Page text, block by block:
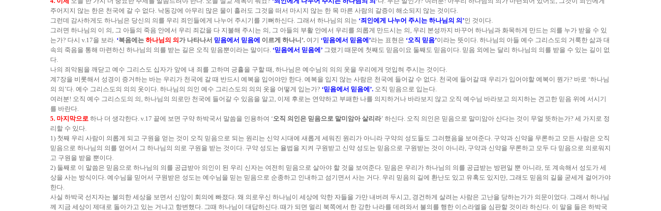
주어지지 않는 한은 천국에 갈 수 없다. 낙동강에 아무리 많은 물이 흘러도 그것을 떠서 마시지 않는 한 목 마른 사람의 갈증이 해소되지 않는 것이다.
그런데 감사하게도 하나님은 당신의 의를 우리 죄인들에게 나누어 주시기를 기뻐하신다. 그래서 하나님의 의는 ‘죄인에게 나누어 주시는 하나님의 의’인 것이다.
그러면 하나님의 이 의, 그 아들의 죽음 안에서 우리 죄값을 다 지불해 주시는 의, 그 아들의 부활 안에서 우리를 의롭게 만드시는 의, 우리 본성까지 바꾸어 하나님과 화목하게 만드는 의를 누가 받을 수 있
는가? 다시 v.17을 보라. ‘복음에는 하나님의 의 가 나타나서 믿음에서 믿음에 이르게 하나니’. 여기 ‘믿음에서 믿음에’라는 표현은 ‘오직 믿음’이라는 뜻이다. 하나님의 아들 예수 그리스도의 거룩한 삶과 대
속의 죽음을 통해 마련하신 하나님의 의를 받는 길은 오직 믿음뿐이라는 말이다. ‘믿음에서 믿음에’ 그랬기 때문에 첫째도 믿음이요 둘째도 믿음이다. 믿음 외에는 달리 하나님의 의를 받을 수 있는 길이 없
다.
나의 죄악됨을 깨닫고 예수 그리스도 십자가 앞에 내 죄를 고하며 긍휼을 구할 때, 하나님은 예수님의 의의 옷을 우리에게 덧입혀 주시는 것이다.
계7장을 비롯해서 성경이 증거하는 바는 우리가 천국에 갈 때 반드시 예복을 입어야만 한다. 예복을 입지 않는 사람은 천국에 들어갈 수 없다. 천국에 들어갈 때 우리가 입어야할 예복이 뭔가? 바로 ‘하나님
의 의’다. 예수 그리스도의 의의 옷이다. 하나님의 의인 예수 그리스도의 의의 옷을 어떻게 입는가? ‘믿음에서 믿음에’. 오직 믿음으로 입는다.
여러분! 오직 예수 그리스도의 의, 하나님의 의로만 천국에 들어갈 수 있음을 알고, 이제 후로는 연약하고 부패한 나를 의지하거나 바라보지 않고 오직 예수님 바라보고 의지하는 견고한 믿음 위에 서시기
를 바란다.
5. 마지막으로 하나 더 생각한다. v.17 끝에 보면 구약 하박국서 말씀을 인용하여 ‘오직 의인은 믿음으로 말미암아 살리라’ 하신다. 오직 의인은 믿음으로 말미암아 산다는 것이 무얼 뜻하는가? 세 가지로 정
리할 수 있다.
1) 첫째 우리 사람이 의롭게 되고 구원을 얻는 것이 오직 믿음으로 되는 원리는 신약 시대에 새롭게 세워진 원리가 아니라 구약의 성도들도 그러했음을 보여준다. 구약과 신약을 무론하고 모든 사람은 오직
믿음으로 하나님의 의를 얻어서 그 하나님의 의로 구원을 받는 것이다. 구약 성도는 율법을 지켜 구원받고 신약 성도는 믿음으로 구원받는 것이 아니라, 구약과 신약을 무론하고 모두 다 믿음으로 의로워지
고 구원을 받을 뿐이다.
2) 둘째로 이 말씀은 믿음으로 하나님의 의를 공급받아 의인이 된 우리 신자는 여전히 믿음으로 살아야 할 것을 보여준다. 믿음은 우리가 하나님의 의를 공급받는 방편일 뿐 아니라, 또 계속해서 성도가 세
상을 사는 방식이다. 예수님을 믿어서 구원받은 성도는 예수님을 믿는 믿음으로 순종하고 인내하고 섬기면서 사는 거다. 우리 믿음의 길에 환난도 있고 유혹도 있지만, 그래도 믿음의 길을 굳세게 걸어가야
한다.
사실 하박국 선지자는 불의한 세상을 보면서 신앙이 회의에 빠졌다. 왜 의로우신 하나님이 세상에 악한 자들을 가만 내버려 두시고, 경건하게 살려는 사람은 고난을 당하는가가 의문이었다. 그래서 하나님
께 지금 세상이 제대로 돌아가고 있는 거냐고 항변했다. 그때 하나님이 대답하신다. 때가 되면 멀리 북쪽에서 한 강한 나라를 데려와서 불의를 행한 이스라엘을 심판할 것이라 하신다. 이 말을 들은 하박국